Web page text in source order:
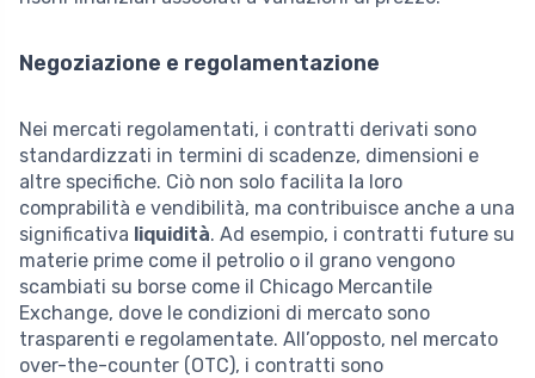
Negoziazione e regolamentazione
Nei mercati regolamentati, i contratti derivati sono
standardizzati in termini di scadenze, dimensioni e
altre specifiche. Ciò non solo facilita la loro
comprabilità e vendibilità, ma contribuisce anche a una
significativa liquidità. Ad esempio, i contratti future su
materie prime come il petrolio o il grano vengono
scambiati su borse come il Chicago Mercantile
Exchange, dove le condizioni di mercato sono
trasparenti e regolamentate. All’opposto, nel mercato
over-the-counter (OTC), i contratti sono